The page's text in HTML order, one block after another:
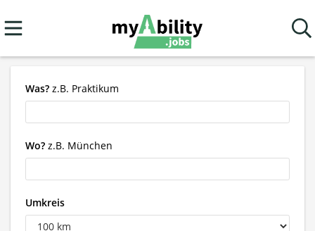
Was? z.B. Praktikum
Wo? z.B. München
Umkreis